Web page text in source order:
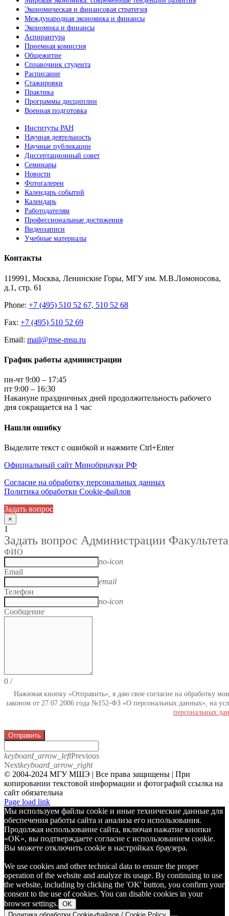
Экономическая и финансовая стратегия
Международная экономика и финансы
Экономика и финансы
Аспирантура
Приемная комиссия
Общежитие
Справочник студента
Расписание
Стажировки
Практика
Программы дисциплин
Военная подготовка
Институты РАН
Научная деятельность
Научные публикации
Диссертационный совет
Семинары
Новости
Фотогалереи
Календарь событий
Календарь
Работодателям
Профессиональные достижения
Видеозаписи
Учебные материалы
Контакты
119991, Москва, Ленинские Горы, МГУ им. М.В.Ломоносова,
д.1, стр. 61
Phone: +7 (495) 510 52 67, 510 52 68
Fax: +7 (495) 510 52 69
Email: mail@mse-msu.ru
График работы администрации
пн-чт 9:00 – 17:45
пт 9:00 – 16:30
Накануне праздничных дней продолжительность рабочего
дня сокращается на 1 час
Нашли ошибку
Выделите текст с ошибкой и нажмите Ctrl+Enter
Официальный сайт Минобрнауки РФ
Согласие на обработку персональных данных
Политика обработки Cookie-файлов
Задать вопрос
×
1
Задать вопрос Администрации Факультета
ФИО
no-icon
Email
email
Телефон
no-icon
Сообщение
0 /
Нажимая кнопку «Отправить», я даю свое согласие на обработку
законом от 27.07.2006 года №152-ФЗ «О персональных данных», на
персональных
Отправить
keyboard_arrow_leftPrevious
Nextkeyboard_arrow_right
© 2004-2024 МГУ МШЭ | Все права защищены | При
копировании текстовой информации и фотографий ссылка на
сайт обязательна
Telegram
Page load link
Мы используем файлы cookie и иные технические данные для
обеспечения работы сайта и анализа его использования.
Продолжая использование сайта, включая нажатие кнопки
«OK», вы подтверждаете согласие с использованием cookie.
Вы можете отключить cookie в настройках браузера.
We use cookies and other technical data to ensure the proper
operation of the website and analyze its usage. By continuing to use
the website, including by clicking the 'OK' button, you confirm your
consent to the use of cookies. You can disable cookies in your
browser settings. OK